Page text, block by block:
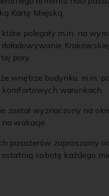
Kartę Miejską.
polegały m.in. na
pory.
wnętrze budynku, m.in.
komfortowych warunkach.
został wyznaczony na
wakacje.
pasażerów zapraszamy
sobotę każdego